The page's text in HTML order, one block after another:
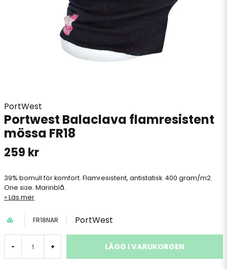
PortWest
Portwest Balaclava flamresistent
mössa FR18
259 kr
39% bomull för komfort. Flamresistent, antistatisk. 400 gram/m2.
One size. Marinblå.
Läs mer
FR18NAR PortWest
- + LÄGG I VARUKORGEN